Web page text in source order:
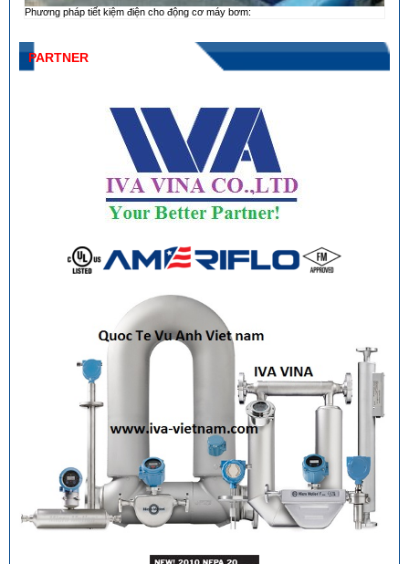
Phương pháp tiết kiệm điện cho động cơ máy bơm:
PARTNER